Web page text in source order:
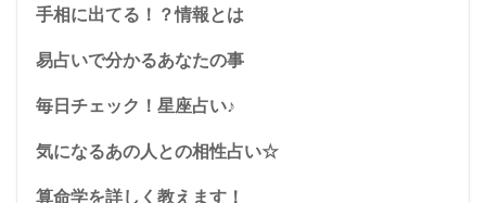
手相に出てる！？情報とは
易占いで分かるあなたの事
毎日チェック！星座占い♪
気になるあの人との相性占い☆
算命学を詳しく教えます！